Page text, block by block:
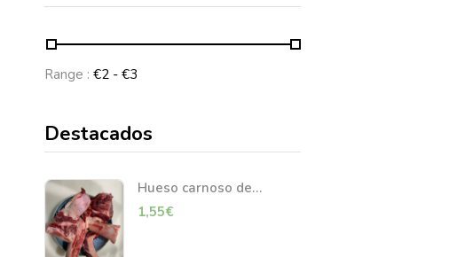
Range : €2 - €3
Destacados
Hueso carnoso de
vacuno
1,55€